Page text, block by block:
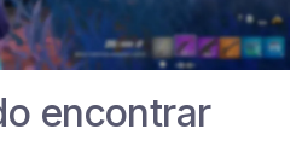
encontrar